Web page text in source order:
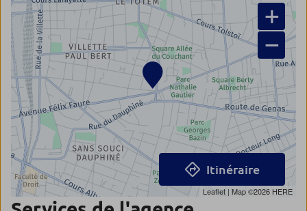
+
−
Leaflet | Map ©2026 HERE
Itinéraire